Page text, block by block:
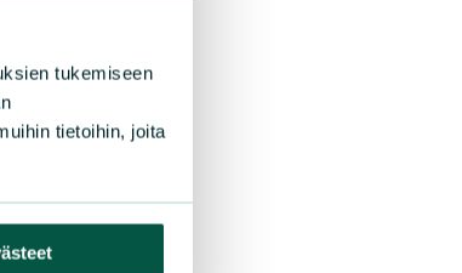
tukemiseen
tietoihin, joita